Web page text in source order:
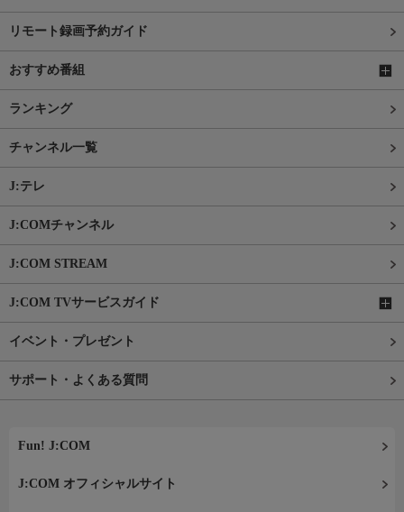
リモート録画予約ガイド
おすすめ番組
ランキング
チャンネル一覧
J:テレ
J:COMチャンネル
J:COM STREAM
J:COM TVサービスガイド
イベント・プレゼント
サポート・よくある質問
Fun! J:COM
J:COM オフィシャルサイト